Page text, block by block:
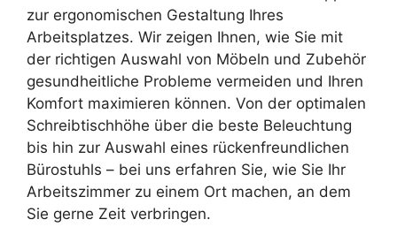
zur ergonomischen Gestaltung Ihres
Arbeitsplatzes. Wir zeigen Ihnen, wie Sie mit
der richtigen Auswahl von Möbeln und Zubehör
gesundheitliche Probleme vermeiden und Ihren
Komfort maximieren können. Von der optimalen
Schreibtischhöhe über die beste Beleuchtung
bis hin zur Auswahl eines rückenfreundlichen
Bürostuhls – bei uns erfahren Sie, wie Sie Ihr
Arbeitszimmer zu einem Ort machen, an dem
Sie gerne Zeit verbringen.